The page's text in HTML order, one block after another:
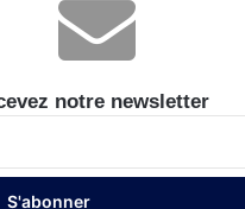
notre newsletter